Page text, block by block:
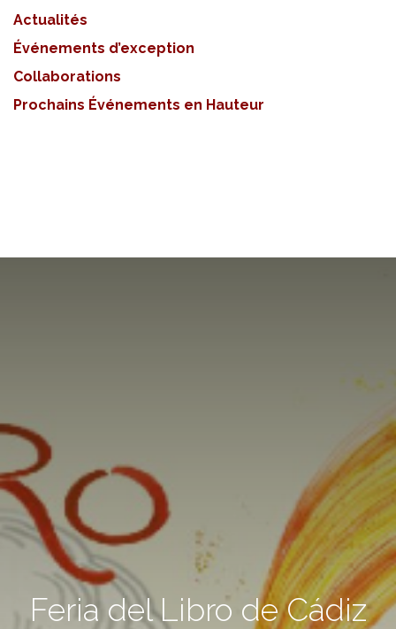
Actualités
Événements d’exception
Collaborations
Prochains Événements en Hauteur
Feria del Libro de Cádiz